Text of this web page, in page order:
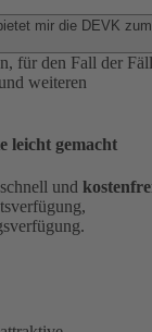
mir die DEVK zum
für den Fall der
weiteren
leicht gemacht
und